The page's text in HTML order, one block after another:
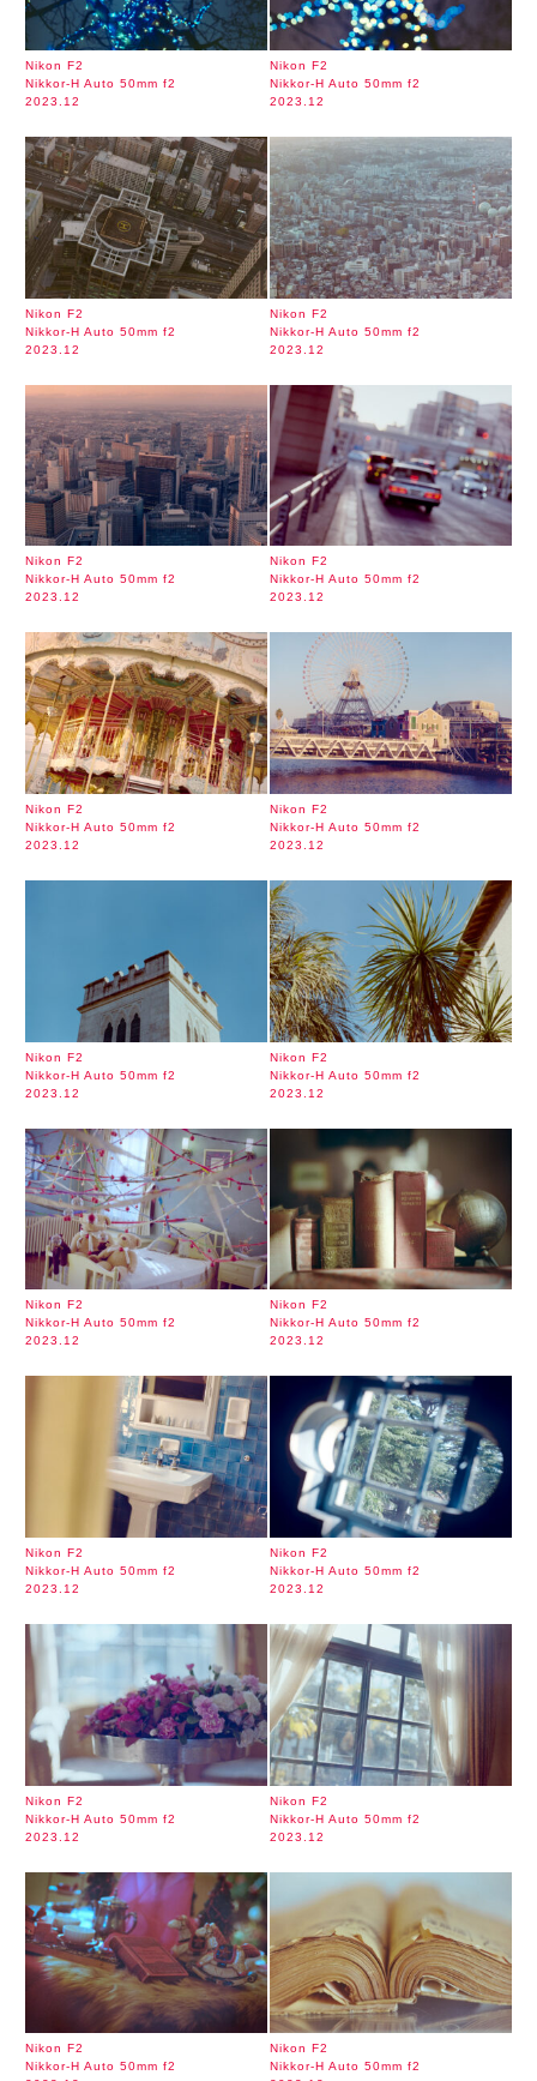
Nikon F2
Nikkor-H Auto 50mm f2
2023.12
Nikon F2
Nikkor-H Auto 50mm f2
2023.12
Nikon F2
Nikkor-H Auto 50mm f2
2023.12
Nikon F2
Nikkor-H Auto 50mm f2
2023.12
Nikon F2
Nikkor-H Auto 50mm f2
2023.12
Nikon F2
Nikkor-H Auto 50mm f2
2023.12
Nikon F2
Nikkor-H Auto 50mm f2
2023.12
Nikon F2
Nikkor-H Auto 50mm f2
2023.12
Nikon F2
Nikkor-H Auto 50mm f2
2023.12
Nikon F2
Nikkor-H Auto 50mm f2
2023.12
Nikon F2
Nikkor-H Auto 50mm f2
2023.12
Nikon F2
Nikkor-H Auto 50mm f2
2023.12
Nikon F2
Nikkor-H Auto 50mm f2
2023.12
Nikon F2
Nikkor-H Auto 50mm f2
2023.12
Nikon F2
Nikkor-H Auto 50mm f2
2023.12
Nikon F2
Nikkor-H Auto 50mm f2
2023.12
Nikon F2
Nikkor-H Auto 50mm f2
Nikon F2
Nikkor-H Auto 50mm f2